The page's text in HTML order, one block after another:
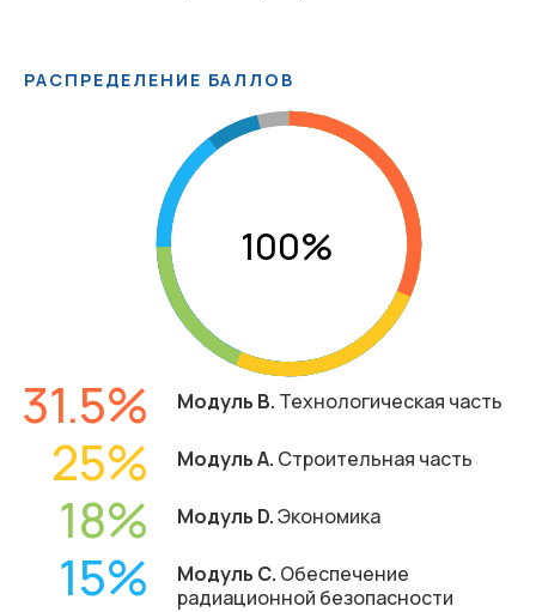
РАСПРЕДЕЛЕНИЕ БАЛЛОВ
31.5 Модуль В. Технологическая часть
25 Модуль А. Строительная часть
18 Модуль D.Экономика
15 Модуль С. Обеспечение
радиационной безопасности